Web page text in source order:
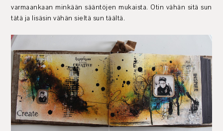
varmaankaan minkään sääntöjen mukaista. Otin vähän sitä sun
tätä ja lisäsin vähän sieltä sun täältä.